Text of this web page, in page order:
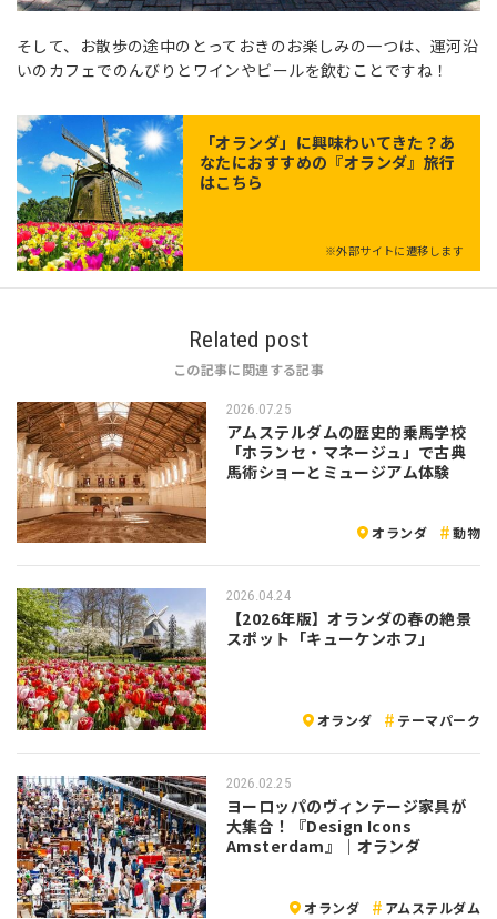
そして、お散歩の途中のとっておきのお楽しみの一つは、運河沿
いのカフェでのんびりとワインやビールを飲むことですね！
「オランダ」に興味わいてきた？あ
なたにおすすめの『オランダ』旅行
はこちら
※外部サイトに遷移します
Related post
この記事に関連する記事
2026.07.25
アムステルダムの歴史的乗馬学校
「ホランセ・マネージュ」で古典
馬術ショーとミュージアム体験
オランダ 動物
2026.04.24
【2026年版】オランダの春の絶景
スポット「キューケンホフ」
オランダ テーマパーク
2026.02.25
ヨーロッパのヴィンテージ家具が
大集合！『Design Icons
Amsterdam』｜オランダ
オランダ アムステルダム